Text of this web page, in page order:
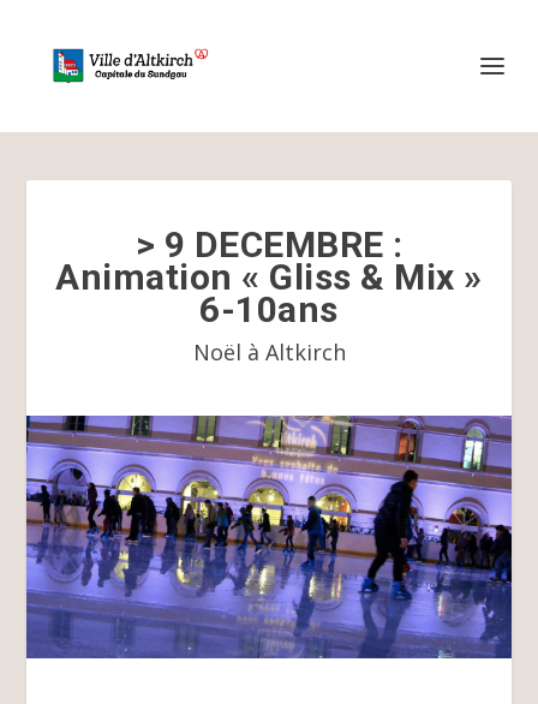
> 9 DECEMBRE :
Animation « Gliss & Mix »
6-10ans
Noël à Altkirch